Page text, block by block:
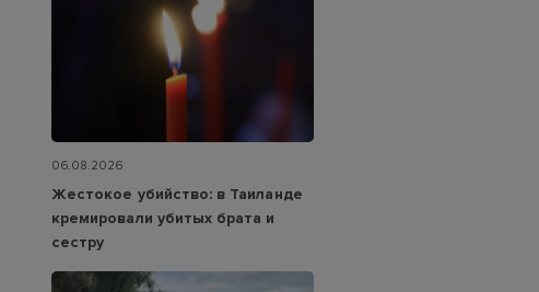
06.08.2026
Жестокое убийство: в Таиланде
кремировали убитых брата и
сестру